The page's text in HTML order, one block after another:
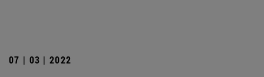
07 | 03 | 2022